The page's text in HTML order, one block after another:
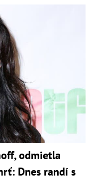
odmietla
Dnes randí s